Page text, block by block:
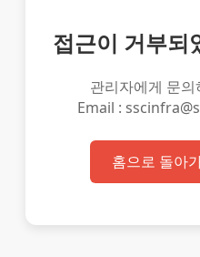
접근이 거부되
관리자에게 문의
Email :
홈으로 돌아